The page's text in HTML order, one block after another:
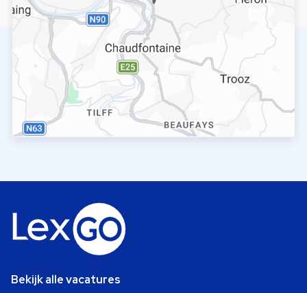
Bekijk alle vacatures